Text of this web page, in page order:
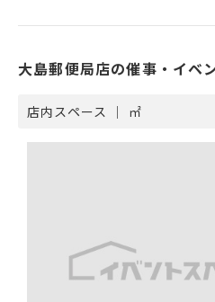
大島郵便局店の催事・イベ
店内スペース ｜ ㎡